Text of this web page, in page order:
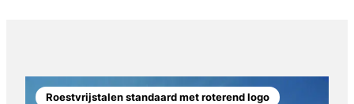
Roestvrijstalen standaard met roterend logo